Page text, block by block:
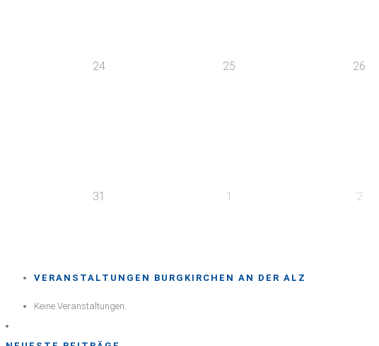
24 25 26
31 1 2
VERANSTALTUNGEN BURGKIRCHEN AN DER ALZ
Keine Veranstaltungen